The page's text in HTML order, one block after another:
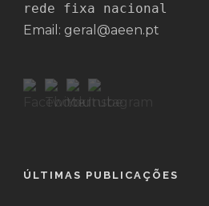
rede fixa nacional
Email: geral@aeen.pt
ÚLTIMAS PUBLICAÇÕES